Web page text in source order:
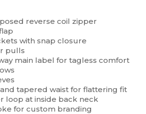
reverse coil zipper
with snap closure
pulls
main label for tagless comfort
tapered waist for flattering fit
loop at inside back neck
for custom branding